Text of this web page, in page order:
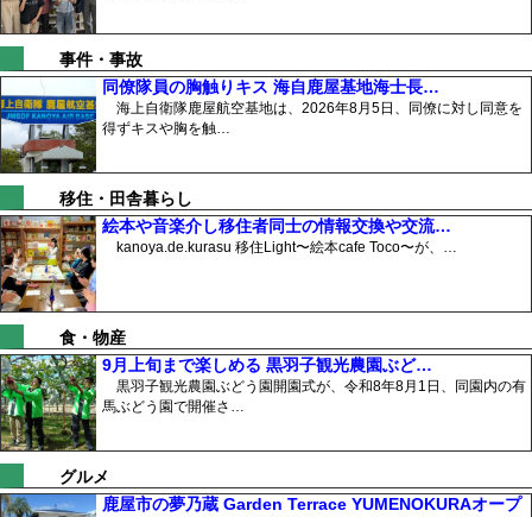
事件・事故
同僚隊員の胸触りキス 海自鹿屋基地海士長…
海上自衛隊鹿屋航空基地は、2026年8月5日、同僚に対し同意を
得ずキスや胸を触…
移住・田舎暮らし
絵本や音楽介し移住者同士の情報交換や交流…
kanoya.de.kurasu 移住Light〜絵本cafe Toco〜が、…
食・物産
9月上旬まで楽しめる 黒羽子観光農園ぶど…
黒羽子観光農園ぶどう園開園式が、令和8年8月1日、同園内の有
馬ぶどう園で開催さ…
グルメ
鹿屋市の夢乃蔵 Garden Terrace YUMENOKURAオープ